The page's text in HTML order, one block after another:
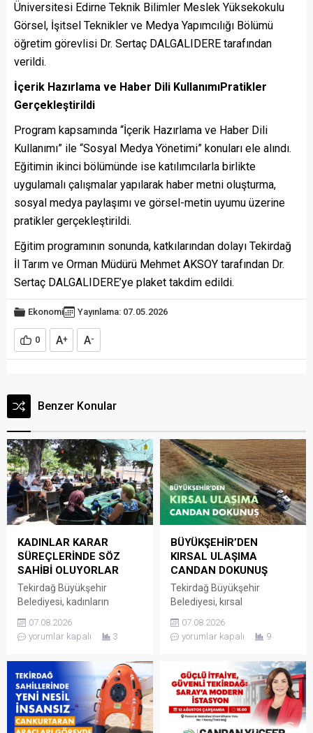
Üniversitesi Edirne Teknik Bilimler Meslek Yüksekokulu
Görsel, İşitsel Teknikler ve Medya Yapımcılığı Bölümü
öğretim görevlisi Dr. Sertaç DALGALIDERE tarafından
verildi.
İçerik Hazırlama ve Haber Dili KullanımıPratikler
Gerçekleştirildi
Program kapsamında “İçerik Hazırlama ve Haber Dili
Kullanımı” ile “Sosyal Medya Yönetimi” konuları ele alındı.
Eğitimin ikinci bölümünde ise katılımcılarla birlikte
uygulamalı çalışmalar yapılarak haber metni oluşturma,
sosyal medya paylaşımı ve görsel-metin uyumu üzerine
pratikler gerçekleştirildi.
Eğitim programının sonunda, katkılarından dolayı Tekirdağ
İl Tarım ve Orman Müdürü Mehmet AKSOY tarafından Dr.
Sertaç DALGALIDERE’ye plaket takdim edildi.​
Ekonomi Yayınlama: 07.05.2026
0 A+ A-
Benzer Konular
KADINLAR KARAR
SÜREÇLERİNDE SÖZ
SAHİBİ OLUYORLAR
Tekirdağ Büyükşehir
Belediyesi, kadınların
talep ve sorunlarını
doğrudan yerel yönetime
Buluşmaları’nı sürdürmeye
devam ediyor. Kadın Dostu
Kentler Projesi kapsamında
hayata geçirilen Kadın
Mahalle Buluşmaları
07.08.2026
yorumlar kapalı
3
BÜYÜKŞEHİR’DEN
KIRSAL ULAŞIMA
CANDAN DOKUNUŞ
Tekirdağ Büyükşehir
Belediyesi, kırsal
altyapısını güçlendirmeye
yönelik yatırımlarını aralıksız
İşleri Dairesi Başkanlığı
tarafından
Süleymanpaşa’ya bağlı
Yağcı Mahallesi’ni Hayrabolu
ve Malkara ilçelerine
07.08.2026
yorumlar kapalı
9